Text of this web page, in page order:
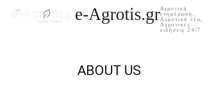
e-Agrotis.grΑγροτική
ενημέρωση,
Aγροτικά νέα,
Aγροτικές
ειδήσεις 24/7
ABOUT US